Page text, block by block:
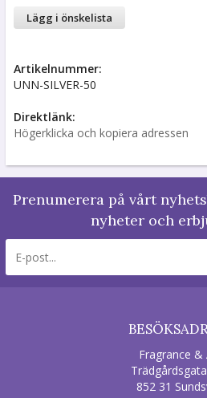
Lägg i önskelista
Artikelnummer:
UNN-SILVER-50
Direktlänk:
Högerklicka och kopiera adressen
Prenumerera på vårt
nyheter och
Fragrance &
852 31